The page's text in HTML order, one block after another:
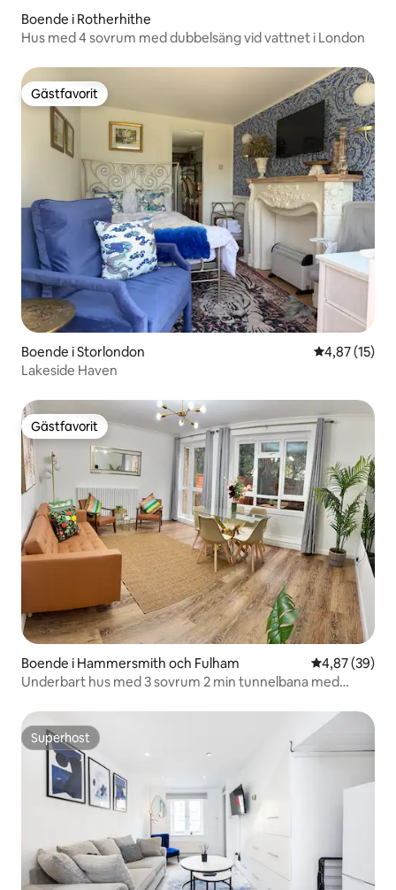
Boende i Rotherhithe
Hus med 4 sovrum med dubbelsäng vid vattnet i London
Gästfavorit
Gästfavorit
Boende i Storlondon 4,87 av 5 i
4,87 (15)
Lakeside Haven
Gästfavorit
Gästfavorit
Boende i Hammersmith och Fulham 4,87 av 5 i
4,87 (39)
Underbart hus med 3 sovrum 2 min tunnelbana med
Superhost
Superhost